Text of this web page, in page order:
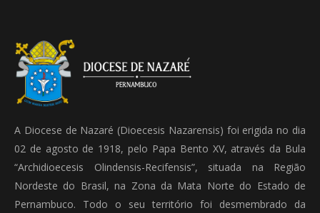
A Diocese de Nazaré (Dioecesis Nazarensis) foi erigida no dia
02 de agosto de 1918, pelo Papa Bento XV, através da Bula
“Archidioecesis Olindensis-Recifensis”, situada na Região
Nordeste do Brasil, na Zona da Mata Norte do Estado de
Pernambuco. Todo o seu território foi desmembrado da